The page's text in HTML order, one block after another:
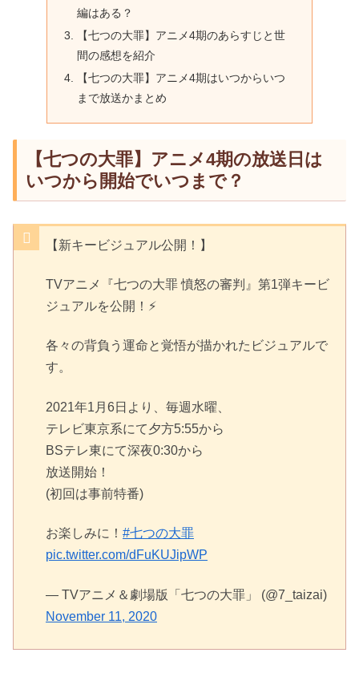
編はある？
【七つの大罪】アニメ4期のあらすじと世
間の感想を紹介
【七つの大罪】アニメ4期はいつからいつ
まで放送かまとめ
【七つの大罪】アニメ4期の放送日は
いつから開始でいつまで？
【新キービジュアル公開！】
TVアニメ『七つの大罪 憤怒の審判』第1弾キービ
ジュアルを公開！⚡️
各々の背負う運命と覚悟が描かれたビジュアルで
す。
2021年1月6日より、毎週水曜、
テレビ東京系にて夕方5:55から
BSテレ東にて深夜0:30から
放送開始！
(初回は事前特番)
お楽しみに！ #七つの大罪
pic.twitter.com/dFuKUJipWP
— TVアニメ＆劇場版「七つの大罪」 (@7_taizai)
November 11, 2020